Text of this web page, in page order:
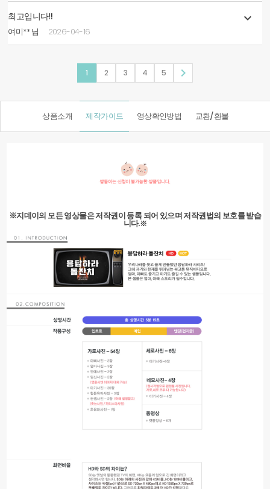
최고입니다!!
여미** 님 2026-04-16

1 2 3 4 5 
상품소개 제작가이드 영상확인방법 교환/환불
※지데이의 모든 영상물은 저작권이 등록 되어 있으며 저작권법의 보호를 받습
니다.※